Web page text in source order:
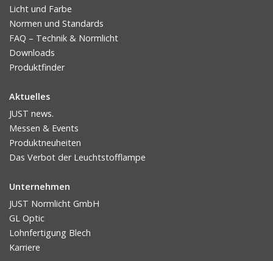
Licht und Farbe
Normen und Standards
FAQ – Technik & Normlicht
Downloads
Produktfinder
Aktuelles
JUST news.
Messen & Events
Produktneuheiten
Das Verbot der Leuchtstofflampe
Unternehmen
JUST Normlicht GmbH
GL Optic
Lohnfertigung Blech
Karriere